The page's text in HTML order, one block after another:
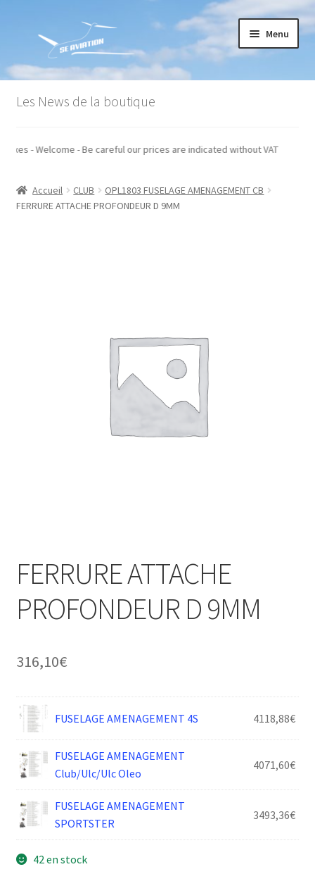
la
navigation
contenu
Menu
Accueil
Conditions générales de vente
Mon compte
Les News de la boutique
taxes - Welcome - Be careful our prices are indicated without VAT
Accueil CLUB
OPL1803 FUSELAGE AMENAGEMENT CB
FERRURE ATTACHE PROFONDEUR D 9MM
FERRURE ATTACHE
PROFONDEUR D 9MM
316,10€
FUSELAGE AMENAGEMENT 4S 4118,88€
FUSELAGE AMENAGEMENT
Club/Ulc/Ulc Oleo
4071,60€
FUSELAGE AMENAGEMENT
SPORTSTER
3493,36€
42 en stock